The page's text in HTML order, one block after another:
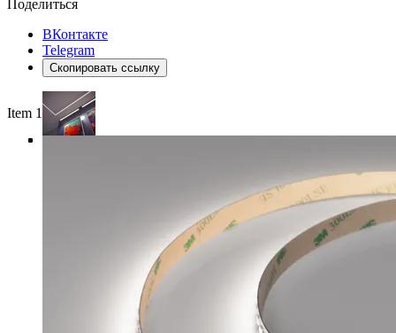
Поделиться
ВКонтакте
Telegram
Скопировать ссылку
Item 1 of 5